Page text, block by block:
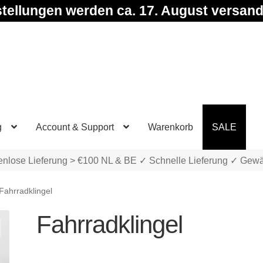
werden ca. 17. August
Account & Support Warenkorb SALE
Lieferung > €100 NL & BE ✓ Schnelle Lieferung ✓
Fahrradklingel
Fahrradklingel